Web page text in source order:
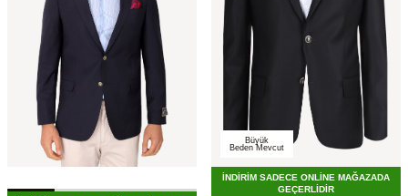
Büyük
Beden Mevcut
İNDİRİM SADECE ONLİNE MAĞAZADA
GEÇERLİDİR